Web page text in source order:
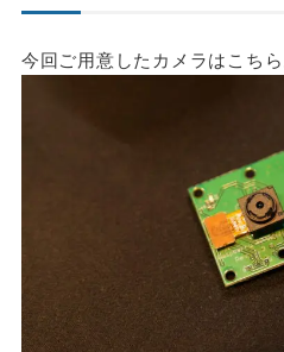
今回ご用意したカメラはこちら